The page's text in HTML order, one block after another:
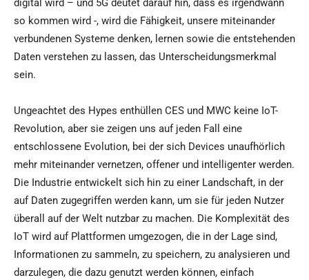
digital wird – und 5G deutet darauf hin, dass es irgendwann
so kommen wird -, wird die Fähigkeit, unsere miteinander
verbundenen Systeme denken, lernen sowie die entstehenden
Daten verstehen zu lassen, das Unterscheidungsmerkmal
sein.
Ungeachtet des Hypes enthüllen CES und MWC keine IoT-
Revolution, aber sie zeigen uns auf jeden Fall eine
entschlossene Evolution, bei der sich Devices unaufhörlich
mehr miteinander vernetzen, offener und intelligenter werden.
Die Industrie entwickelt sich hin zu einer Landschaft, in der
auf Daten zugegriffen werden kann, um sie für jeden Nutzer
überall auf der Welt nutzbar zu machen. Die Komplexität des
IoT wird auf Plattformen umgezogen, die in der Lage sind,
Informationen zu sammeln, zu speichern, zu analysieren und
darzulegen, die dazu genutzt werden können, einfach